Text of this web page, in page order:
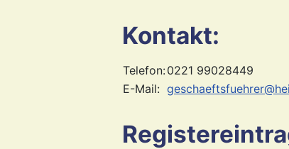
Kontakt:
Telefon:0221 99028449
E-Mail: